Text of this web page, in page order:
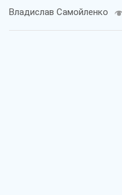
Владислав Самойленко